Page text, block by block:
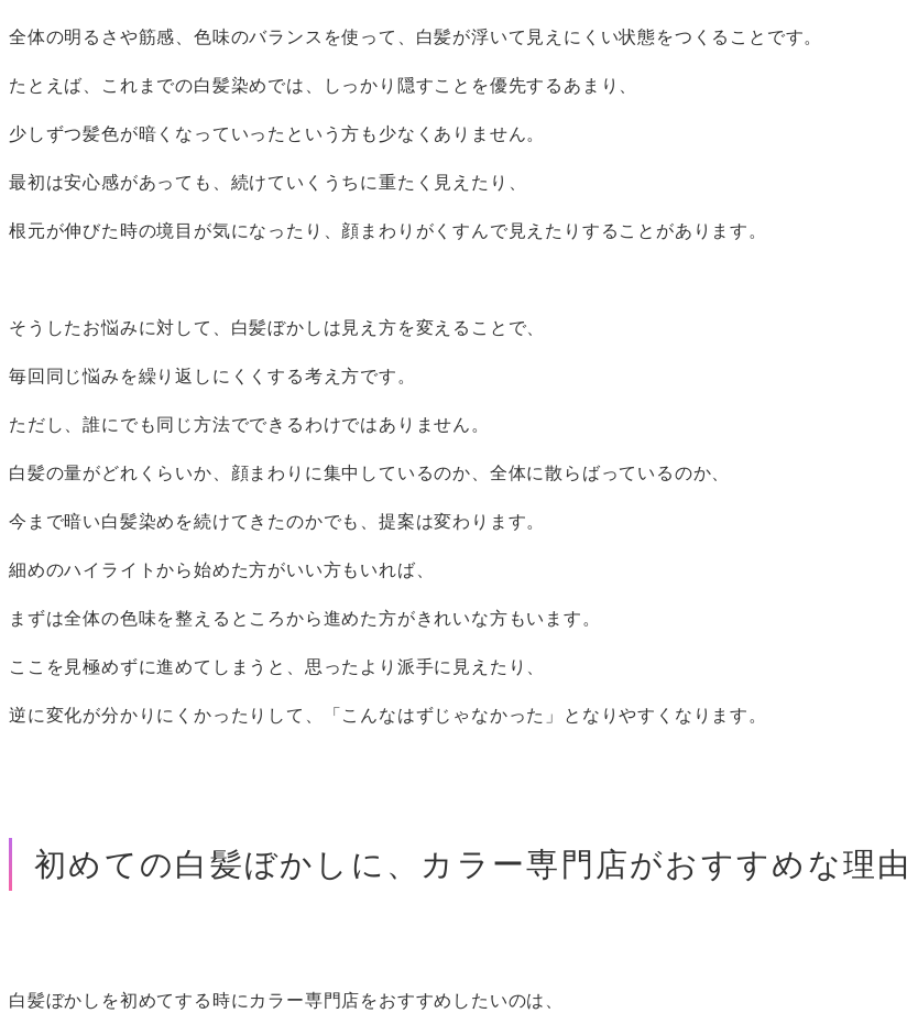
全体の明るさや筋感、色味のバランスを使って、白髪が浮いて見えにくい状態をつくることです。
たとえば、これまでの白髪染めでは、しっかり隠すことを優先するあまり、
少しずつ髪色が暗くなっていったという方も少なくありません。
最初は安心感があっても、続けていくうちに重たく見えたり、
根元が伸びた時の境目が気になったり、顔まわりがくすんで見えたりすることがあります。
そうしたお悩みに対して、白髪ぼかしは見え方を変えることで、
毎回同じ悩みを繰り返しにくくする考え方です。
ただし、誰にでも同じ方法でできるわけではありません。
白髪の量がどれくらいか、顔まわりに集中しているのか、全体に散らばっているのか、
今まで暗い白髪染めを続けてきたのかでも、提案は変わります。
細めのハイライトから始めた方がいい方もいれば、
まずは全体の色味を整えるところから進めた方がきれいな方もいます。
ここを見極めずに進めてしまうと、思ったより派手に見えたり、
逆に変化が分かりにくかったりして、「こんなはずじゃなかった」となりやすくなります。
初めての白髪ぼかしに、カラー専門店がおすすめな理由
白髪ぼかしを初めてする時にカラー専門店をおすすめしたいのは、